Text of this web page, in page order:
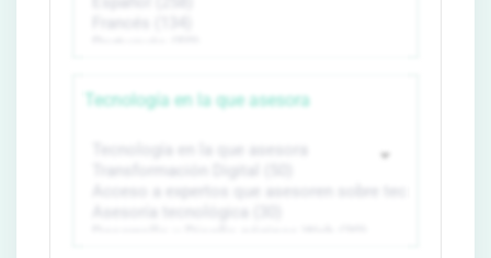
Tecnología en la que asesora